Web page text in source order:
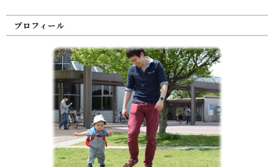
プロフィール